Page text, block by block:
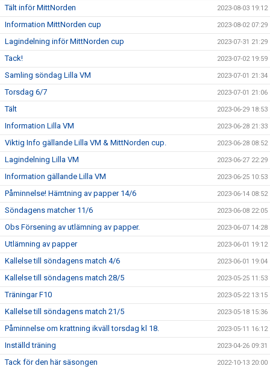
Tält inför MittNorden 2023-08-03 19:12
Information MittNorden cup 2023-08-02 07:29
Lagindelning inför MittNorden cup 2023-07-31 21:29
Tack! 2023-07-02 19:59
Samling söndag Lilla VM 2023-07-01 21:34
Torsdag 6/7 2023-07-01 21:06
Tält 2023-06-29 18:53
Information Lilla VM 2023-06-28 21:33
Viktig Info gällande Lilla VM & MittNorden cup. 2023-06-28 08:52
Lagindelning Lilla VM 2023-06-27 22:29
Information gällande Lilla VM 2023-06-25 10:53
Påminnelse! Hämtning av papper 14/6 2023-06-14 08:52
Söndagens matcher 11/6 2023-06-08 22:05
Obs Försening av utlämning av papper. 2023-06-07 14:28
Utlämning av papper 2023-06-01 19:12
Kallelse till söndagens match 4/6 2023-06-01 19:04
Kallelse till söndagens match 28/5 2023-05-25 11:53
Träningar F10 2023-05-22 13:15
Kallelse till söndagens match 21/5 2023-05-18 15:36
Påminnelse om krattning ikväll torsdag kl 18. 2023-05-11 16:12
Inställd träning 2023-04-26 09:31
Tack för den här säsongen 2022-10-13 20:00